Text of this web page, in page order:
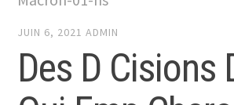
JUIN 6, 2021 ADMIN
Des D Cisions